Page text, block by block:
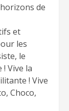
de
et
les
le
Vive la
! Vive
Choco,